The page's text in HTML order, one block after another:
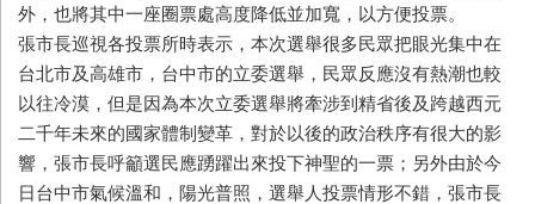
外，也將其中一座圈票處高度降低並加寬，以方便投票。
張市長巡視各投票所時表示，本次選舉很多民眾把眼光集中在
台北市及高雄市，台中市的立委選舉，民眾反應沒有熱潮也較
以往冷漠，但是因為本次立委選舉將牽涉到精省後及跨越西元
二千年未來的國家體制變革，對於以後的政治秩序有很大的影
響，張市長呼籲選民應踴躍出來投下神聖的一票；另外由於今
日台中市氣候溫和，陽光普照，選舉人投票情形不錯，張市長